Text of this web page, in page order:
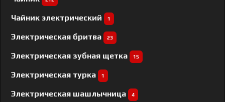
Чайник электрический 1
Электрическая бритва 23
Электрическая зубная щетка 15
Электрическая турка 1
Электрическая шашлычница 4